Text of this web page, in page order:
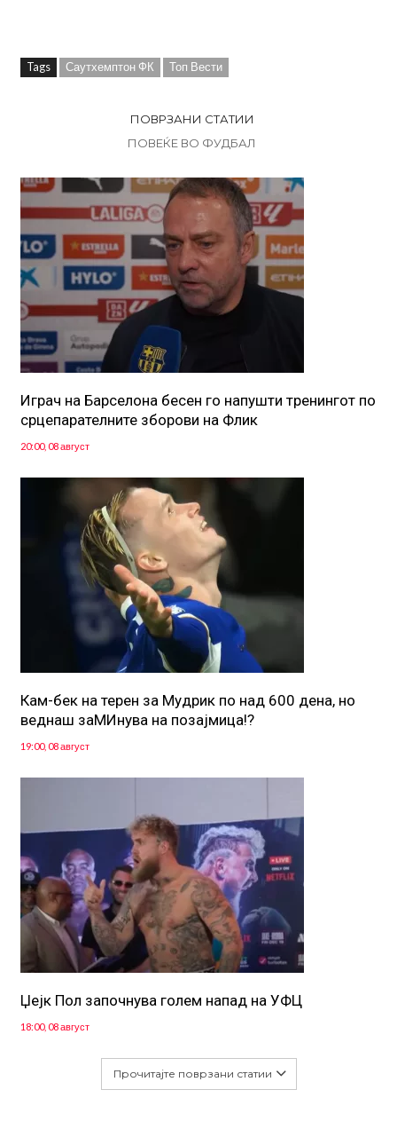
Tags Саутхемптон ФК Топ Вести
ПОВРЗАНИ СТАТИИ
ПОВЕЌЕ ВО ФУДБАЛ
Играч на Барселона бесен го напушти тренингот по
срцепарателните зборови на Флик
20:00, 08 август
Кам-бек на терен за Мудрик по над 600 дена, но
веднаш заМИнува на позајмица!?
19:00, 08 август
Џејк Пол започнува голем напад на УФЦ
18:00, 08 август
Прочитајте поврзани статии